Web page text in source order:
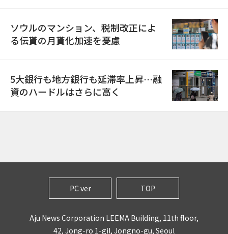
ソウルのマンション、税制改正によ
る伝貰の月貰化加速を憂慮
5大銀行も地方銀行も延滞率上昇…融
資のハードルはさらに高く
PC ver TOP
Aju News Corporation LEEMA Building, 11th floor,
42, Jong-ro 1-gil, Jongno-gu, Seoul